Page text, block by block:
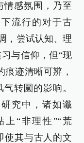
情感氛围，乃至
流行的对于古
，尝试认知、理
与信仰，但“现
痕迹清晰可辨，
转圜的影响。
究中，诸如谶
“非理性”“荒
使其与古人的文